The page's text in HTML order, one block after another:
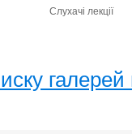
Слухачі лекції
галерей